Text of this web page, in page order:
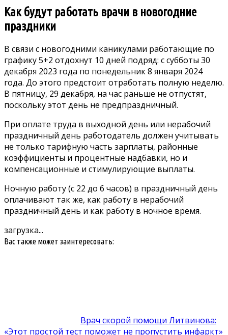
Как будут работать врачи в новогодние
праздники
В связи с новогодними каникулами работающие по
графику 5+2 отдохнут 10 дней подряд: с субботы 30
декабря 2023 года по понедельник 8 января 2024
года. До этого предстоит отработать полную неделю.
В пятницу, 29 декабря, на час раньше не отпустят,
поскольку этот день не предпраздничный.
При оплате труда в выходной день или нерабочий
праздничный день работодатель должен учитывать
не только тарифную часть зарплаты, районные
коэффициенты и процентные надбавки, но и
компенсационные и стимулирующие выплаты.
Ночную работу (с 22 до 6 часов) в праздничный день
оплачивают так же, как работу в нерабочий
праздничный день и как работу в ночное время.
загрузка...
Вас также может заинтересовать:
Врач скорой помощи Литвинова:
«Этот простой тест поможет не пропустить инфаркт»